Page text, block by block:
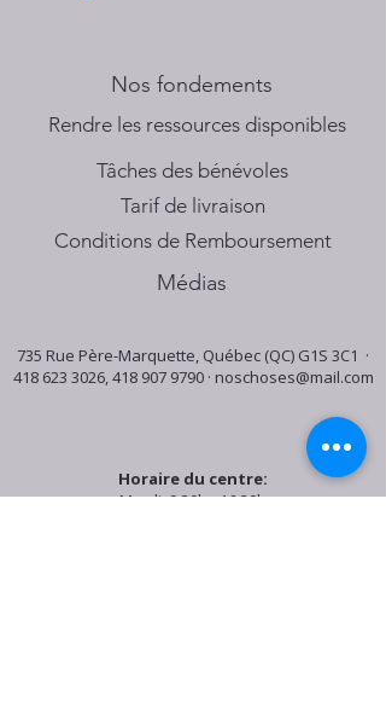
Nos fondements
​Rendre les ressources disponibles
Tâches des bénévoles
Tarif de livraison
Conditions de Remboursement
Médias
735 Rue Père-Marquette, Québec (QC) G1S 3C1 ·
418 623 3026,418 907 9790· noschoses@mail.com
Horaire du centre:
Mardi: 9:30h - 16:30h